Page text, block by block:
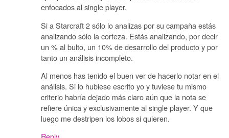
enfocados al single player.
Si a Starcraft 2 sólo lo analizas por su campaña estás
analizando sólo la corteza. Estás analizando, por decir
un % al bulto, un 10% de desarrollo del producto y por
tanto un análisis incompleto.
Al menos has tenido el buen ver de hacerlo notar en el
análisis. Si lo hubiese escrito yo y tuviese tu mismo
criterio habría dejado más claro aún que la nota se
refiere única y exclusivamente al single player. Y que
luego me destripen los lobos si quieren.